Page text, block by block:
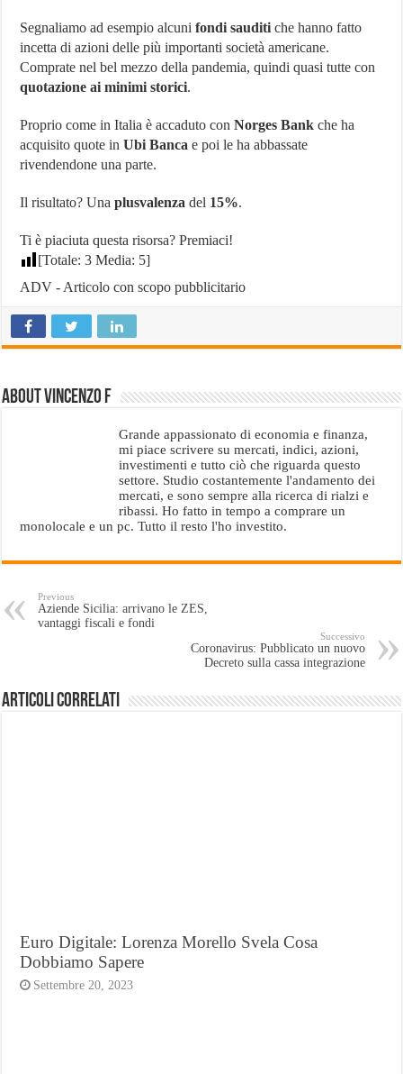
Segnaliamo ad esempio alcunifondi sauditiche hanno fatto
incetta di azioni delle più importanti società americane.
Comprate nel bel mezzo della pandemia, quindi quasi tutte con
quotazione ai minimi storici.
Proprio come in Italia è accaduto con Norges Bank che ha
acquisito quote in Ubi Banca e poi le ha abbassate
rivendendone una parte.
Il risultato? Unaplusvalenza del 15%.
Ti è piaciuta questa risorsa? Premiaci!
[Totale:3 Media: 5]
ADV - Articolo con scopo pubblicitario
About Vincenzo F
Grande appassionato di economia e finanza,
mi piace scrivere su mercati, indici, azioni,
investimenti e tutto ciò che riguarda questo
settore. Studio costantemente l'andamento dei
mercati, e sono sempre alla ricerca di rialzi e
ribassi. Ho fatto in tempo a comprare un
monolocale e un pc. Tutto il resto l'ho investito.
Previous
Aziende Sicilia: arrivano le ZES,
vantaggi fiscali e fondi
Successivo
Coronavirus: Pubblicato un nuovo
Decreto sulla cassa integrazione
Articoli Correlati
Euro Digitale: Lorenza Morello Svela Cosa
Dobbiamo Sapere
Settembre 20, 2023